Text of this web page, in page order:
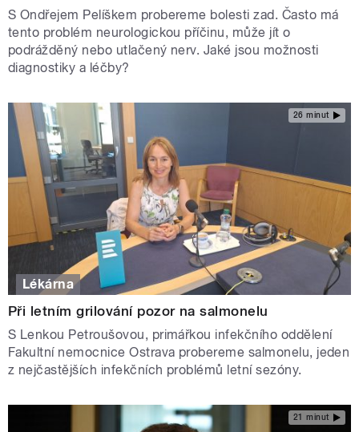
S Ondřejem Pelíškem probereme bolesti zad. Často má
tento problém neurologickou příčinu, může jít o
podrážděný nebo utlačený nerv. Jaké jsou možnosti
diagnostiky a léčby?
26 minut
Lékárna
Při letním grilování pozor na salmonelu
S Lenkou Petroušovou, primářkou infekčního oddělení
Fakultní nemocnice Ostrava probereme salmonelu, jeden
z nejčastějších infekčních problémů letní sezóny.
21 minut